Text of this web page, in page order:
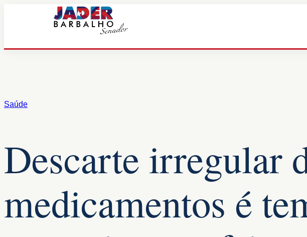
conteúdo
Saúde
Descarte irregular
medicamentos é